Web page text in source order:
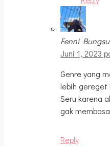
Fenni Bungsu
Juni 1, 2023
Genre yang
lebih gereget
Seru karena
gak
Reply